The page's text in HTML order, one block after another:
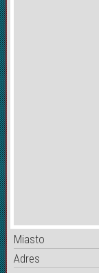
Miasto
Adres